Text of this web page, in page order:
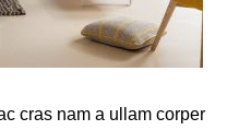
cras nam a ullam corper